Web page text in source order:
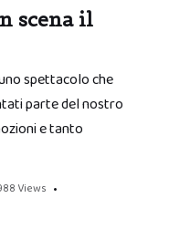
scena il
spettacolo che
parte del nostro
e tanto
Views